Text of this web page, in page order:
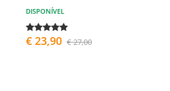
DISPONÍVEL
€ 23,90 € 27,00